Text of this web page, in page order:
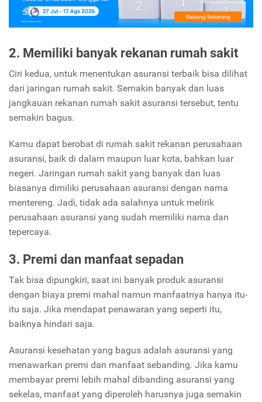
2. Memiliki banyak rekanan rumah sakit
Ciri kedua, untuk menentukan asuransi terbaik bisa dilihat
dari jaringan rumah sakit. Semakin banyak dan luas
jangkauan rekanan rumah sakit asuransi tersebut, tentu
semakin bagus.
Kamu dapat berobat di rumah sakit rekanan perusahaan
asuransi, baik di dalam maupun luar kota, bahkan luar
negeri. Jaringan rumah sakit yang banyak dan luas
biasanya dimiliki perusahaan asuransi dengan nama
mentereng. Jadi, tidak ada salahnya untuk melirik
perusahaan asuransi yang sudah memiliki nama dan
tepercaya.
3. Premi dan manfaat sepadan
Tak bisa dipungkiri, saat ini banyak produk asuransi
dengan biaya premi mahal namun manfaatnya hanya itu-
itu saja. Jika mendapat penawaran yang seperti itu,
baiknya hindari saja.
Asuransi kesehatan yang bagus adalah asuransi yang
menawarkan premi dan manfaat sebanding. Jika kamu
membayar premi lebih mahal dibanding asuransi yang
sekelas, manfaat yang diperoleh harusnya juga semakin